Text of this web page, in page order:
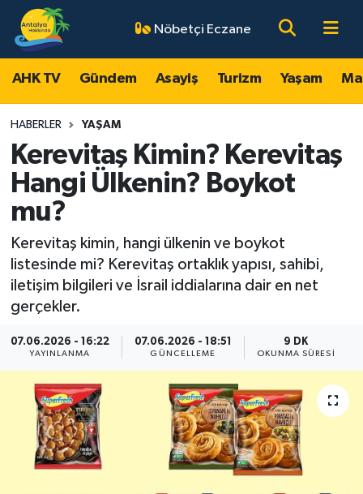
Nöbetçi Eczane
AHK TV Gündem Asayiş Turizm Yaşam
HABERLER YAŞAM
Kerevitaş Kimin? Kerevitaş
Hangi Ülkenin? Boykot
mu?
Kerevitaş kimin, hangi ülkenin ve boykot
listesinde mi? Kerevitaş ortaklık yapısı, sahibi,
iletişim bilgileri ve İsrail iddialarına dair en net
gerçekler.
07.06.2026 - 16:22
YAYINLANMA
07.06.2026 - 18:51
GÜNCELLEME
9 DK
OKUNMA SÜRESI
AHK TV
Gündem
Asayiş
Turizm
Magazin
Ekonomi
Spor
Dünya
Resmi Reklamlar
Antalya Nöbetçi Eczaneler
Antalya Hava Durumu
Antalya Namaz Vakitleri
Antalya Trafik Yoğunluk Haritası
Tüm Manşetler
Son Dakika Haberleri
Haber Arşivi